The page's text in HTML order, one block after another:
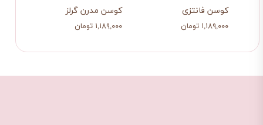
کوسن مدرن گرلز
۱,۱۸۹,۰۰۰ تومان
کوسن فانتزی
۱,۱۸۹,۰۰۰ تومان